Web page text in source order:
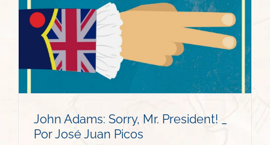
John Adams: Sorry, Mr. President! _
Por José Juan Picos